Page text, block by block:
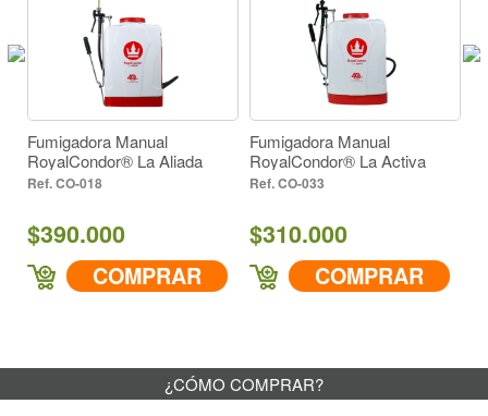
130° (2)
Amarillo Metalico (1)
Negro (1)
130° (2)
Descarga cc/min a 43 PSI
Fumigadora Manual
RoyalCondor® La Aliada
CO-018
$390.000
COMPRAR
Fumigadora Manual
RoyalCondor® La Activa
CO-033
$310.000
COMPRAR
¿CÓMO COMPRAR?